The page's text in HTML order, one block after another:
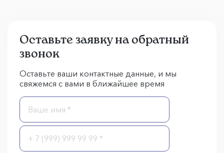
Оставьте заявку на обратный
звонок
Оставьте ваши контактные данные, и мы
свяжемся с вами в ближайшее время